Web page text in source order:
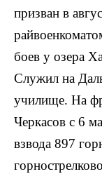
призван в
боев у озера
Служил на
училище. На
Черкасов с 6
взвода 897